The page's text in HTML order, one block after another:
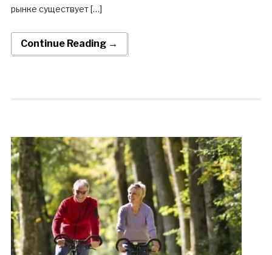
рынке существует […]
Continue Reading →